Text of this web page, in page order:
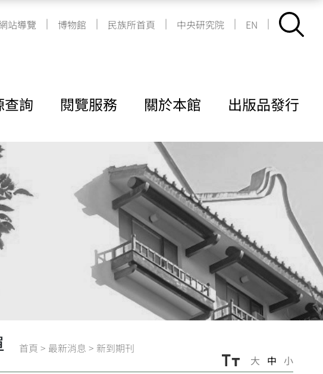
站導覽 | 博物館 | 民族所首頁 | 中央研究院 | EN |
查詢 閱覽服務 關於本館 出版品發行
首頁 > 最新消息 > 新到期刊
大 中 小